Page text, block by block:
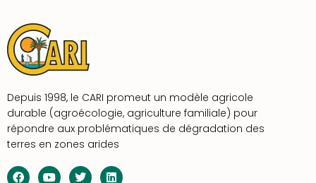
Depuis 1998, le CARI promeut un modèle agricole
durable (agroécologie, agriculture familiale) pour
répondre aux problématiques de dégradation des
terres en zones arides